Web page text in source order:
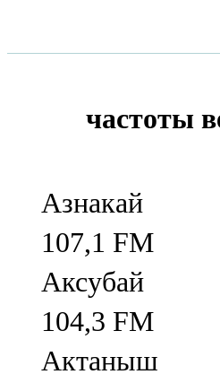
частоты
Азнакай
107,1 FM
Аксубай
104,3 FM
Актаныш